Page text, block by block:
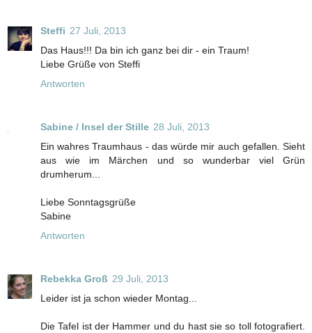
Steffi 27 Juli, 2013
Das Haus!!! Da bin ich ganz bei dir - ein Traum!
Liebe Grüße von Steffi
Antworten
Sabine / Insel der Stille 28 Juli, 2013
Ein wahres Traumhaus - das würde mir auch gefallen. Sieht
aus wie im Märchen und so wunderbar viel Grün
drumherum...
Liebe Sonntagsgrüße
Sabine
Antworten
Rebekka Groß 29 Juli, 2013
Leider ist ja schon wieder Montag...
Die Tafel ist der Hammer und du hast sie so toll fotografiert.